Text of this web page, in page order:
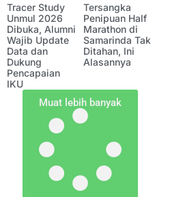
Tracer Study
Unmul 2026
Dibuka, Alumni
Wajib Update
Data dan
Dukung
Pencapaian
IKU
Tersangka
Penipuan Half
Marathon di
Samarinda Tak
Ditahan, Ini
Alasannya
Muat lebih banyak